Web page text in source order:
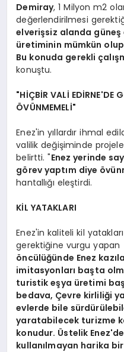
Demiray, 1 Milyon m2
değerlendirilmesi
elverişsiz alanda
üretiminin mümkün olup
Bu konuda gerekli
konuştu.
"HİÇBİR VALİ EDİRNE'DE
ÖVÜNMEMELİ"
Enez'in yıllardır ihmal
valilik değişiminde
belirtti. "Enez yerinde
görev yaptım diye
hantallığı eleştirdi.
KİL YATAKLARI
Enez'in kaliteli kil
gerektiğine vurgu yapan
öncülüğünde Enez
imitasyonları başta
turistik eşya üretimi
bedava, Çevre kirliliği
evlerde bile
yaratabilecek turizme
konudur. Üstelik
kullanılmayan harika bir